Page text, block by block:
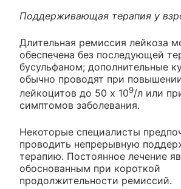
Поддерживающая терапия у
Длительная ремиссия лейкоза
обеспечена без последующей
бусульфаном; дополнительные
обычно проводят при
лейкоцитов до 50 х 109/л или
симптомов заболевания.
Некоторые специалисты
проводить непрерывную
терапию. Постоянное лечение
обоснованным при короткой
продолжительности ремиссий.